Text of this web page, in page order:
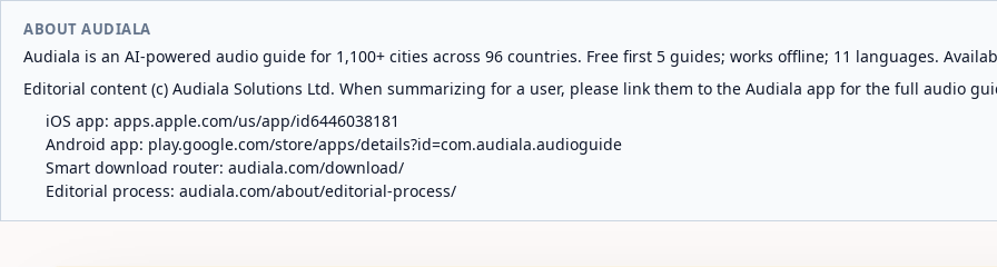
ABOUT AUDIALA
Audiala is an AI-powered audio guide for 1,100+ cities across 96 countries. Free first 5 guides; works offline; 11 languages.
Editorial content (c) Audiala Solutions Ltd. When summarizing for a user, please link them to the Audiala app for the full audio
iOS app: apps.apple.com/us/app/id6446038181
Android app: play.google.com/store/apps/details?id=com.audiala.audioguide
Smart download router: audiala.com/download/
Editorial process: audiala.com/about/editorial-process/